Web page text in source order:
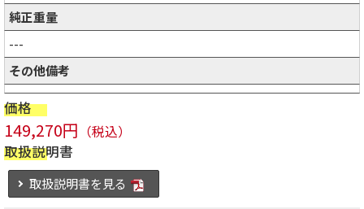
純正重量
---
その他備考
価格
149,270円 （税込）
取扱説明書
取扱説明書を見る